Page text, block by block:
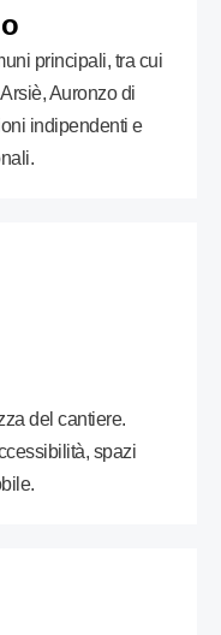
principali, tra cui
Auronzo di
indipendenti e
del cantiere.
spazi